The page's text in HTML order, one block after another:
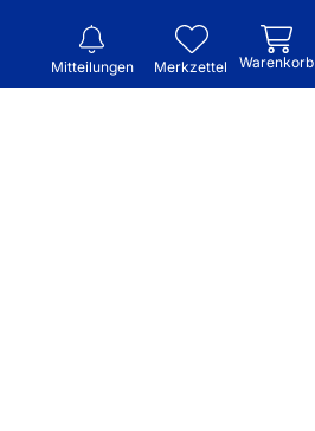
Mitteilungen Merkzettel Warenkorb